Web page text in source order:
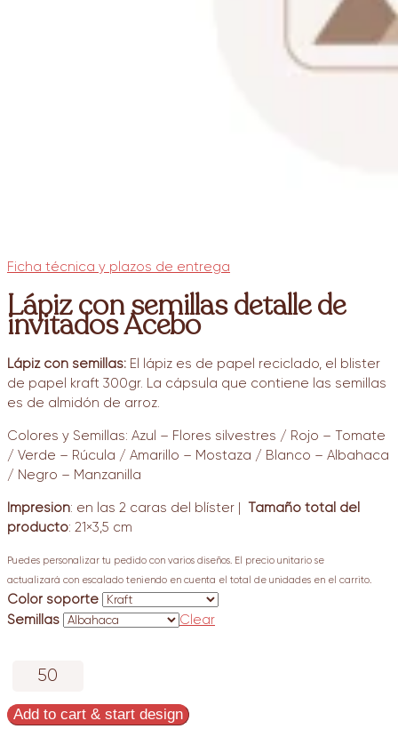
Ficha técnica y plazos de entrega
Lápiz con semillas detalle de
invitados Acebo
Lápiz con semillas: El lápiz es de papel reciclado, el blister
de papel kraft 300gr. La cápsula que contiene las semillas
es de almidón de arroz.
Colores y Semillas: Azul – Flores silvestres / Rojo – Tomate
/ Verde – Rúcula / Amarillo – Mostaza / Blanco – Albahaca
/ Negro – Manzanilla
Impresión: en las 2 caras del blíster |
Tamaño total del
producto: 21×3,5 cm
Puedes personalizar tu pedido con varios diseños. El precio unitario se
actualizará con escalado teniendo en cuenta el total de unidades en el carrito.
Color soporte
Semillas
Clear
semillas
detalle
Add to cart & start design